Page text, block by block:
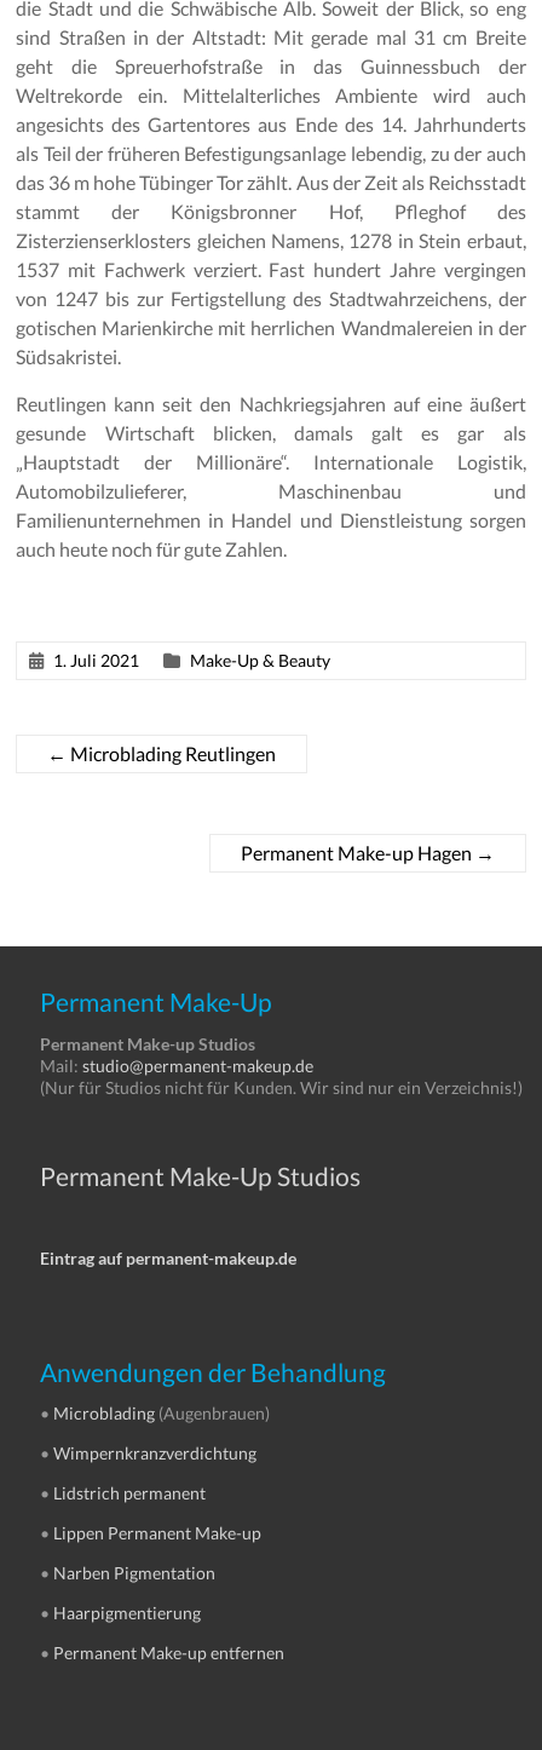
die Stadt und die Schwäbische Alb. Soweit der Blick, so eng
sind Straßen in der Altstadt: Mit gerade mal 31 cm Breite
geht die Spreuerhofstraße in das Guinnessbuch der
Weltrekorde ein. Mittelalterliches Ambiente wird auch
angesichts des Gartentores aus Ende des 14. Jahrhunderts
als Teil der früheren Befestigungsanlage lebendig, zu der auch
das 36 m hohe Tübinger Tor zählt. Aus der Zeit als Reichsstadt
stammt der Königsbronner Hof, Pfleghof des
Zisterzienserklosters gleichen Namens, 1278 in Stein erbaut,
1537 mit Fachwerk verziert. Fast hundert Jahre vergingen
von 1247 bis zur Fertigstellung des Stadtwahrzeichens, der
gotischen Marienkirche mit herrlichen Wandmalereien in der
Südsakristei.
Reutlingen kann seit den Nachkriegsjahren auf eine äußert
gesunde Wirtschaft blicken, damals galt es gar als
„Hauptstadt der Millionäre“. Internationale Logistik,
Automobilzulieferer, Maschinenbau und
Familienunternehmen in Handel und Dienstleistung sorgen
auch heute noch für gute Zahlen.
1. Juli 2021 Make-Up & Beauty
← Microblading Reutlingen
Permanent Make-up Hagen →
Permanent Make-Up
Permanent Make-up Studios
Mail:studio@permanent-makeup.de
(Nur für Studios nicht für Kunden. Wir sind nur ein Verzeichnis!)
Permanent Make-Up Studios
Eintrag auf permanent-makeup.de
Anwendungen der Behandlung
• Microblading (Augenbrauen)
•Wimpernkranzverdichtung
• Lidstrich permanent
• Lippen Permanent Make-up
• Narben Pigmentation
• Haarpigmentierung
• Permanent Make-up entfernen